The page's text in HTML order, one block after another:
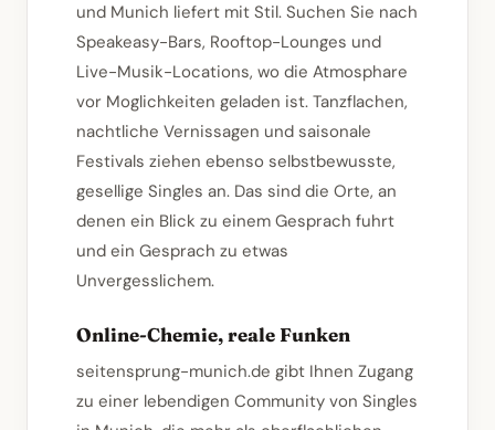
und Munich liefert mit Stil. Suchen Sie nach
Speakeasy-Bars, Rooftop-Lounges und
Live-Musik-Locations, wo die Atmosphare
vor Moglichkeiten geladen ist. Tanzflachen,
nachtliche Vernissagen und saisonale
Festivals ziehen ebenso selbstbewusste,
gesellige Singles an. Das sind die Orte, an
denen ein Blick zu einem Gesprach fuhrt
und ein Gesprach zu etwas
Unvergesslichem.
Online-Chemie, reale Funken
seitensprung-munich.de gibt Ihnen Zugang
zu einer lebendigen Community von Singles